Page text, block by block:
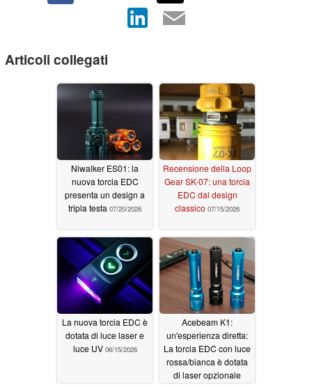
Articoli collegati
Niwalker ES01: la
nuova torcia EDC
presenta un design a
tripla testa 07/20/2026
Recensione della Loop
Gear SK-07: una torcia
EDC dal design
classico 07/15/2026
La nuova torcia EDC è
dotata di luce laser e
luce UV 06/15/2026
Acebeam K1:
un'esperienza diretta:
La torcia EDC con luce
rossa/bianca è dotata
di laser opzionale